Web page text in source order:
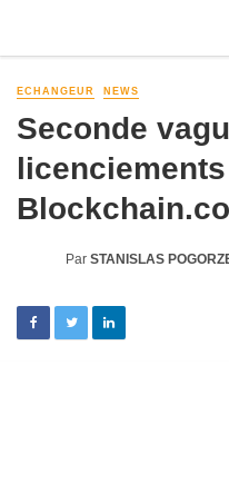
ECHANGEUR NEWS
Seconde
Par STANISLAS